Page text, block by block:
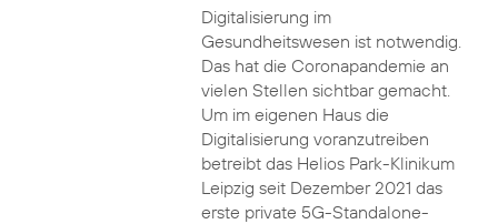
Digitalisierung im
Gesundheitswesen ist notwendig.
Das hat die Coronapandemie an
vielen Stellen sichtbar gemacht.
Um im eigenen Haus die
Digitalisierung voranzutreiben
betreibt das Helios Park-Klinikum
Leipzig seit Dezember 2021 das
erste private 5G-Standalone-